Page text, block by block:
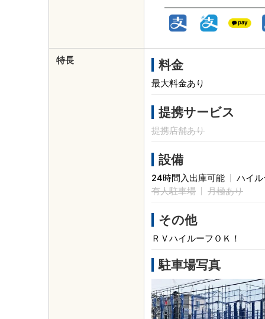
特長 料金
最大料金あり
提携サービス
提携店舗あり
設備
24時間入出庫可能
ハイ
有人駐車場
月極あり
その他
ＲＶハイルーフＯＫ！
駐車場写真